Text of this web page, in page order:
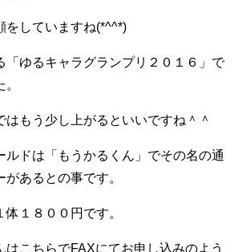
をしていますね(*^^*)
「ゆるキャラグランプリ２０１６」で
はもう少し上がるといいですね＾＾
ルドは「もうかるくん」でその名の通
あるとの事です。
１８００円です。
こちらでFAXにてお申し込みのよう